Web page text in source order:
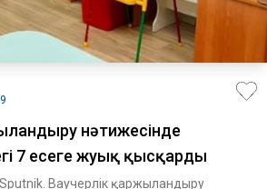
нәтижесінде
7 есеге жуық қысқарды
Ваучерлік қаржыландыру